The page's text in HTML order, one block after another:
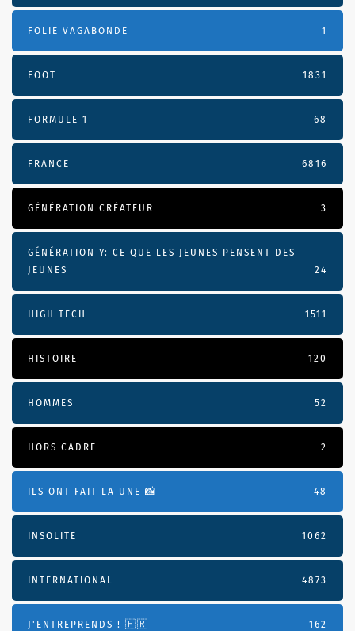
FOLIE VAGABONDE 1
FOOT 1831
FORMULE 1 68
FRANCE 6816
GÉNÉRATION CRÉATEUR 3
GÉNÉRATION Y: CE QUE LES JEUNES PENSENT DES
JEUNES
24
HIGH TECH 1511
HISTOIRE 120
HOMMES 52
HORS CADRE 2
ILS ONT FAIT LA UNE 📸 48
INSOLITE 1062
INTERNATIONAL 4873
J'ENTREPRENDS ! 🇫🇷 162